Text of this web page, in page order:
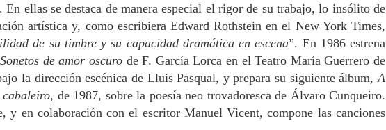
En ellas se destaca de manera especial el rigor de su trabajo, lo insólito de
artística y, como escribiera Edward Rothstein en el New York Times,
de su timbre y su capacidad dramática en escena”. En 1986 estrena
Sonetos de amor oscurode F. García Lorca en el Teatro María Guerrero de
la dirección escénica de Lluis Pasqual, y prepara su siguiente álbum,A
cabaleiro, de 1987, sobre la poesía neo trovadoresca de Álvaro Cunqueiro.
y en colaboración con el escritor Manuel Vicent, compone las canciones